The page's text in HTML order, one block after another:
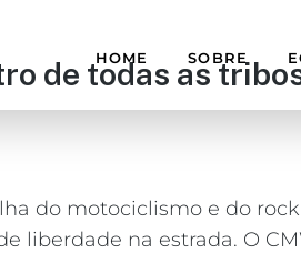
HOME SOBRE
de todas as
do motociclismo e do
liberdade na estrada. O